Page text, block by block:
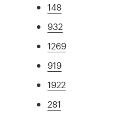
148
932
1269
919
1922
281